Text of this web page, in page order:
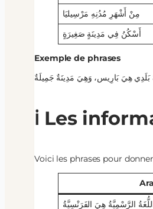
مِنْ أَشْهَرِ مُدُنِهِ مَرْسِيليَا
أَسْكُنُ فِي مَدِينَةٍ صَغِيرَةٍ
Exemple de phrases
ℹ️ Les
Voici les phrases pour
الرَّسْمِيَّةُ هِيَ الفَرَنْسِيَّةُ